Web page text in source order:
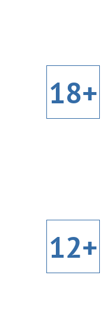
18+
12+